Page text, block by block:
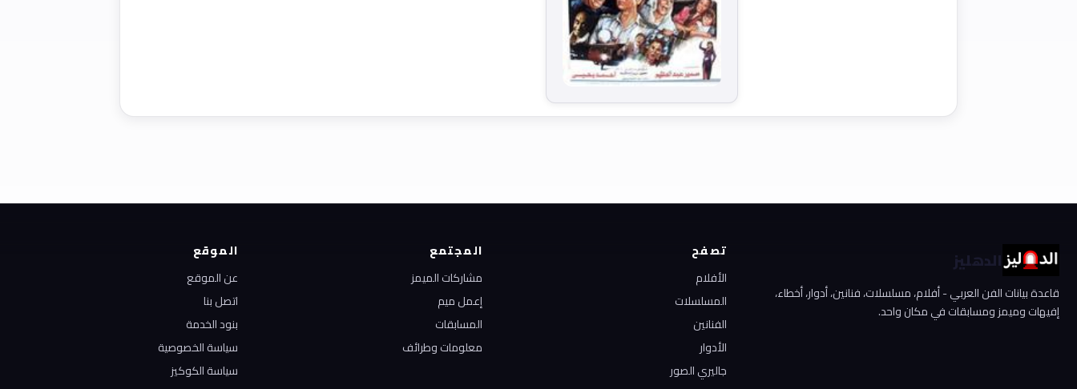
الدهليز
قاعدة بيانات الفن العربي - أفلام، مسلسلات، فنانين، أدوار، أخطاء،
إفيهات وميمز ومسابقات في مكان واحد.
تصفح
الأفلام
المسلسلات
الفنانين
الأدوار
جاليري الصور
المجتمع
مشاركات الميمز
إعمل ميم
المسابقات
معلومات وطرائف
الموقع
عن الموقع
اتصل بنا
بنود الخدمة
سياسة الخصوصية
سياسة الكوكيز